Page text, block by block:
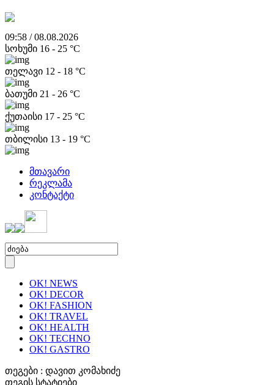
09:58 / 08.08.2026
სოხუმი 16 - 25 °C
თელავი 12 - 18 °C
ბათუმი 21 - 26 °C
ქუთაისი 17 - 25 °C
თბილისი 13 - 19 °C
მთავარი
რეკლამა
კონტაქტი
OK! NEWS
OK! DECOR
OK! FASHION
OK! TRAVEL
OK! HEALTH
OK! TECHNO
OK! GASTRO
თეგები : დავით კომახიძე
თეგის სტატიები